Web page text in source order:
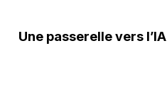
Une passerelle vers l’IA